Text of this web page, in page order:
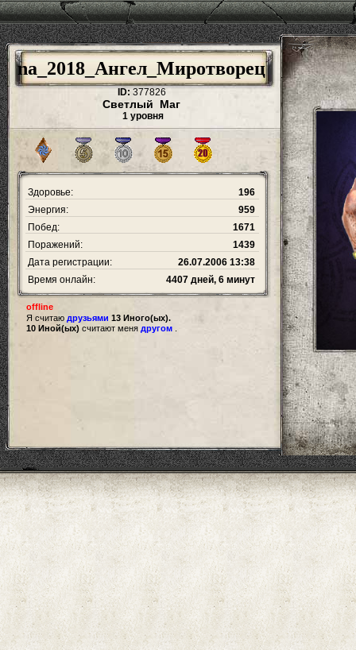
na_2018_Ангел_Миротворец
ID: 377826
Светлый Маг
1 уровня
Здоровье:
196
Энергия:
959
Побед:
1671
Поражений:
1439
Дата регистрации:
26.07.2006 13:38
Время онлайн:
4407 дней, 6 минут
offline
Я считаю друзьями 13 Иного(ых).
10 Иной(ых) считают меня другом